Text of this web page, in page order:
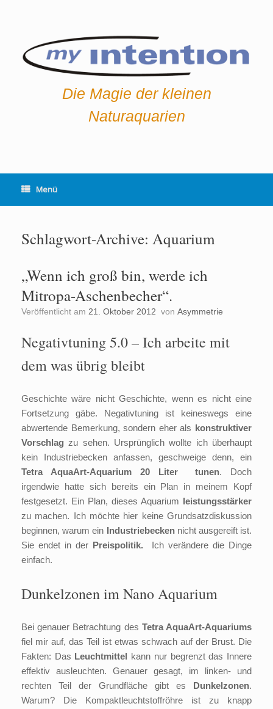
Die Magie der kleinen
Naturaquarien
Menü
Schlagwort-Archive: Aquarium
„Wenn ich groß bin, werde ich
Mitropa-Aschenbecher“.
Veröffentlicht am 21. Oktober 2012 von Asymmetrie
Negativtuning 5.0 – Ich arbeite mit
dem was übrig bleibt
Geschichte wäre nicht Geschichte, wenn es nicht eine
Fortsetzung gäbe. Negativtuning ist keineswegs eine
abwertende Bemerkung, sondern eher als konstruktiver
Vorschlag zu sehen. Ursprünglich wollte ich überhaupt
kein Industriebecken anfassen, geschweige denn, ein
Tetra AquaArt-Aquarium
20 Liter tunen. Doch
irgendwie hatte sich bereits ein Plan in meinem Kopf
festgesetzt. Ein Plan, dieses Aquarium leistungsstärker
zu machen. Ich möchte hier keine Grundsatzdiskussion
beginnen, warum ein Industriebecken nicht ausgereift ist.
Sie endet in der Preispolitik.
Ich verändere die Dinge
einfach.
Dunkelzonen im Nano Aquarium
Bei genauer Betrachtung des Tetra AquaArt-Aquariums
fiel mir auf, das Teil ist etwas schwach auf der Brust. Die
Fakten: Das Leuchtmittel kann nur begrenzt das Innere
effektiv ausleuchten. Genauer gesagt, im linken- und
rechten Teil der Grundfläche gibt es Dunkelzonen.
Warum? Die Kompaktleuchtstoffröhre ist zu knapp